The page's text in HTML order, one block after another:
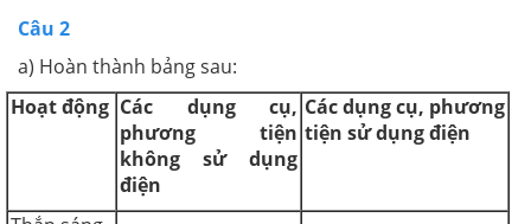
Câu 2
a) Hoàn thành bảng sau:
Hoạt động Các dụng cụ,
phương tiện
không sử dụng
điện
Các dụng cụ, phương
tiện sử dụng điện